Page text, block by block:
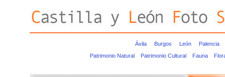
Ávila Burgos León
Palencia
Patrimonio Natural
Patrimonio Cultural Fauna